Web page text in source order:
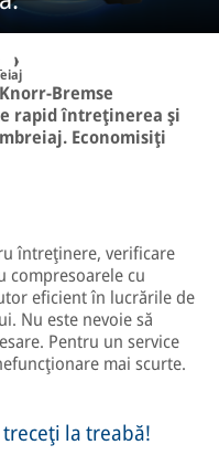
Bremse
rapid întreţinerea şi
Economisiţi
întreţinere, verificare
compresoarele cu
eficient în lucrările de
Nu este nevoie să
Pentru un service
mai scurte.
la treabă!